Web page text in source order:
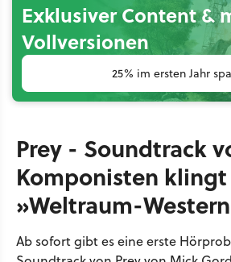
Exklusiver Content &
Vollversionen
25% im ersten Jahr
Prey - Soundtrack
Komponisten klingt
»Weltraum-
Ab sofort gibt es eine erste